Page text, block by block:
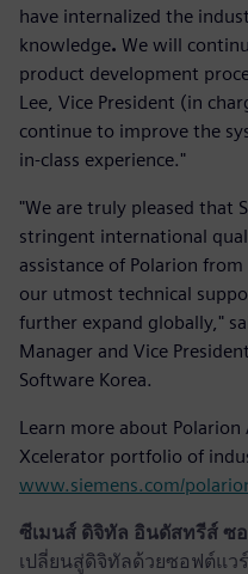
have internalized the
knowledge. We will
product development
Lee, Vice President (in
continue to improve the
in-class experience."
"We are truly pleased that
stringent international
assistance of Polarion
our utmost technical
further expand globally,"
Manager and Vice
Software Korea.
Learn more about
Xcelerator portfolio of
www.siemens.com/
ซีเมนส์ ดิจิทัล อินดัสทรีส์ ซ
เปลี่ยนสู่ดิจิทัลด้วยซอฟต์แว